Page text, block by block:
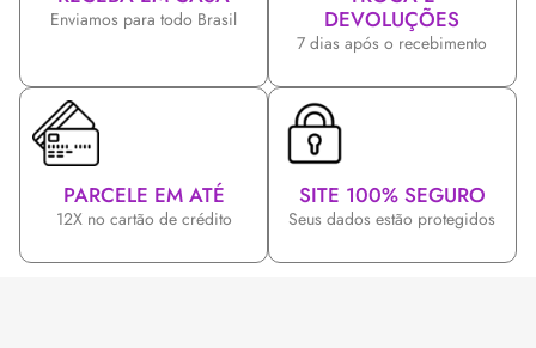
Enviamos para todo Brasil
DEVOLUÇÕES
7 dias após o recebimento
PARCELE EM ATÉ
12X no cartão de crédito
SITE 100% SEGURO
Seus dados estão protegidos